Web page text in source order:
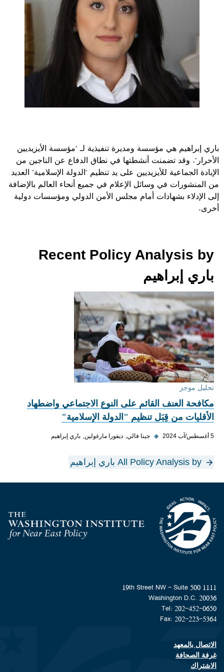
باري إبراهيم هي مؤسسة ومديرة تنفيذية لـ "مؤسسة الأيزيديين
الأحرار". وقد تضمنت أنشطتها في نطاق الدفاع عن الناجين من
الإبادة الجماعية للأيزيديين على يد تنظيم "الدولة الإسلامية" العديد
من المنشورات في وسائل الإعلام في جميع أنحاء العالم بالإضافة
إلى الإدلاء بشهادات أمام مجلس الأمن الدولي ومؤسسات دولية
أخرى.
Recent Policy Analysis by
باري إبراهيم
تحليل موجز
مكافحة العنف القائم على النوع الاجتماعي واضطهاد
الأقليات من قِبَل تنظيم "الدولة الإسلامية"
5 أغسطس/آب 2024 ◆ جينا فالي ديفورا مارغولين باري إبراهيم
All Policy Analysis by باري إبراهيم
Homepage
1111 19th Street NW - Suite 500
Washington D.C. 20036
Tel: 202-452-0650
Fax: 202-223-5364
Footer contact links
الاتصال بالمعهد
غرفة الصحافة
الاشتراك